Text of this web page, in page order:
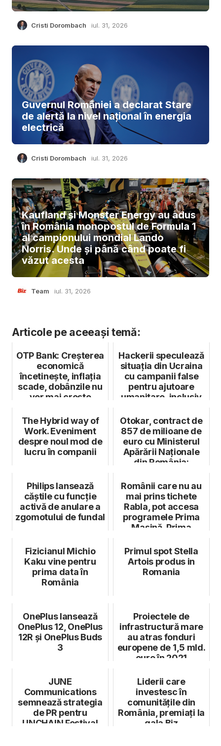
Cristi Dorombach iul. 31, 2026
Guvernul României a declarat Stare
de alertă la nivel național în energia
electrică
Cristi Dorombach iul. 31, 2026
Kaufland și Monster Energy au adus
în România monopostul de Formula 1
al campionului mondial Lando
Norris. Unde și până când poate fi
văzut acesta
Team iul. 31, 2026
Articole pe aceeași temă:
OTP Bank: Creșterea
economică
încetinește, inflația
scade, dobânzile nu
vor mai crește
Hackerii speculează
situația din Ucraina
cu campanii false
pentru ajutoare
umanitare, inclusiv
The Hybrid way of
Work. Eveniment
despre noul mod de
lucru în companii
Otokar, contract de
857 de milioane de
euro cu Ministerul
Apărării Naționale
din România:
Philips lansează
căștile cu funcție
activă de anulare a
zgomotului de fundal
Românii care nu au
mai prins tichete
Rabla, pot accesa
programele Prima
Mașină, Prima
Fizicianul Michio
Kaku vine pentru
prima data în
România
Primul spot Stella
Artois produs in
Romania
OnePlus lansează
OnePlus 12, OnePlus
12R și OnePlus Buds
3
Proiectele de
infrastructură mare
au atras fonduri
europene de 1,5 mld.
euro în 2021
JUNE
Communications
semnează strategia
de PR pentru
UNCHAIN Festival
Liderii care
investesc în
comunitățile din
România, premiați la
gala Biz